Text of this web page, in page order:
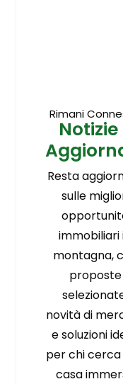
Rimani
Notizie
Resta
sulle
immobiliari
montagna,
proposte
novità di
e soluzioni
per chi cerca
casa